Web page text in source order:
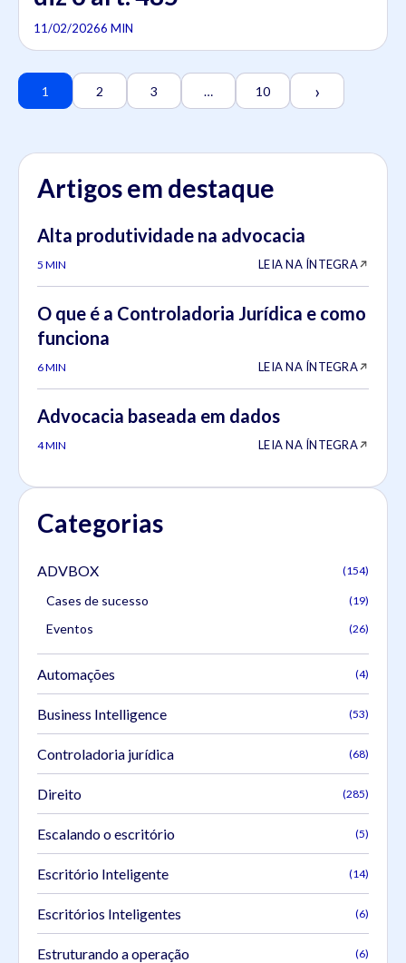
11/02/20266 MIN
1 2 3 … 10 ›
Artigos em destaque
Alta produtividade na advocacia
5 MIN LEIA NA ÍNTEGRA
O que é a Controladoria Jurídica e como
funciona
6 MIN LEIA NA ÍNTEGRA
Advocacia baseada em dados
4 MIN LEIA NA ÍNTEGRA
Categorias
ADVBOX (154)
Cases de sucesso (19)
Eventos (26)
Automações (4)
Business Intelligence (53)
Controladoria jurídica (68)
Direito (285)
Escalando o escritório (5)
Escritório Inteligente (14)
Escritórios Inteligentes (6)
Estruturando a operação (6)